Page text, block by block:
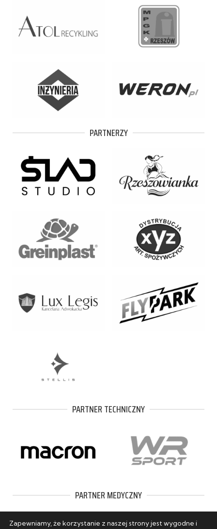
PARTNERZY
PARTNER TECHNICZNY
PARTNER MEDYCZNY
Zapewniamy, że korzystanie z naszej strony jest wygodne i